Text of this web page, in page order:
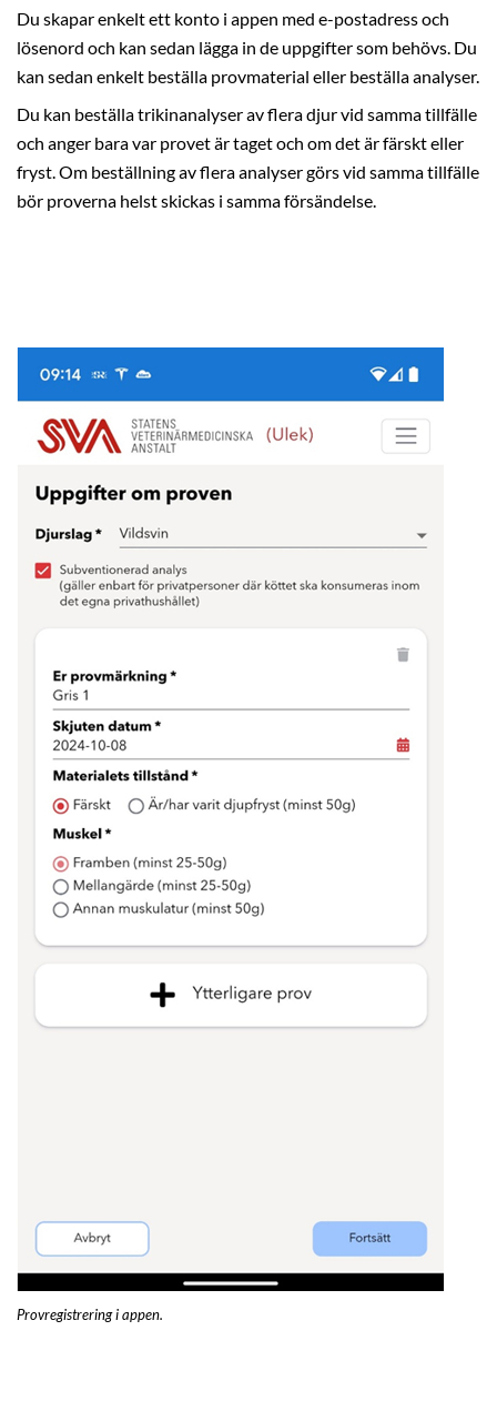
Du skapar enkelt ett konto i appen med e-postadress och
lösenord och kan sedan lägga in de uppgifter som behövs. Du
kan sedan enkelt beställa provmaterial eller beställa analyser.
Du kan beställa trikinanalyser av flera djur vid samma tillfälle
och anger bara var provet är taget och om det är färskt eller
fryst. Om beställning av flera analyser görs vid samma tillfälle
bör proverna helst skickas i samma försändelse.
Provregistrering i appen.